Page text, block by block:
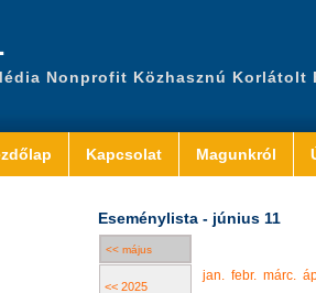
Nonprofit Közhasznú Korlátolt
Kapcsolat Magunkról
Eseménylista - június 11
<< május
<< 2025
jan. febr. márc.